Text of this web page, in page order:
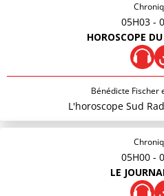
05H03 -
HOROSCOPE
Bénédicte Fischer
L'horoscope Sud
05H00 -
LE